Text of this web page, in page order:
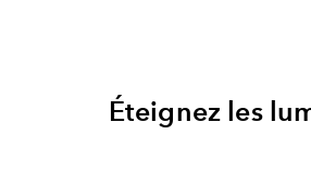
Éteignez les